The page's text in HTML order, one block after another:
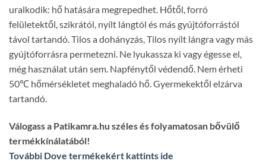
uralkodik: hő hatására megrepedhet. Hőtől, forró
felületektől, szikrától, nyílt lángtól és más gyújtóforrástól
távol tartandó. Tilos a dohányzás, Tilos nyílt lángra vagy más
gyújtóforrásra permetezni. Ne lyukassza ki vagy égesse el,
még használat után sem. Napfénytől védendő. Nem érheti
50℃ hőmérsékletet meghaladó hő. Gyermekektől elzárva
tartandó.
Válogass a Patikamra.hu széles és folyamatosan bővülő
termékkínálatából!
További Dove termékekért kattints ide